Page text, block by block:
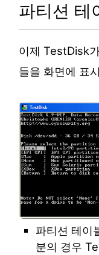
파티션 테
이제 TestDisk
들을 화면에 표
파티션 테이
분의 경우